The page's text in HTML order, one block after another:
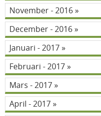
November - 2016
December - 2016
Januari - 2017
Februari - 2017
Mars - 2017
April - 2017